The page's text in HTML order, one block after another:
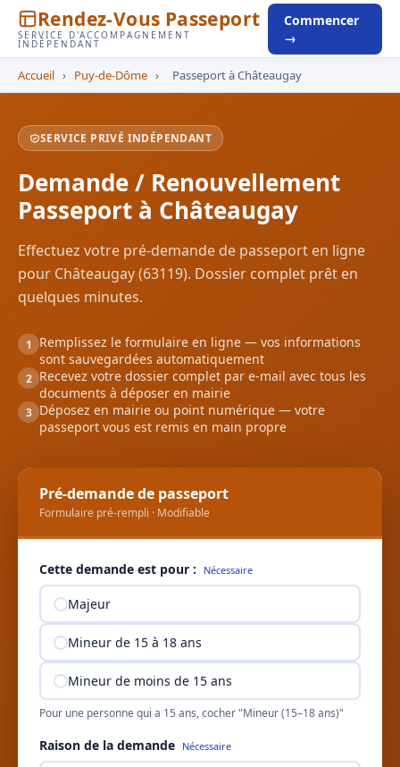
Rendez-Vous Passeport
SERVICE D'ACCOMPAGNEMENT
INDÉPENDANT
Commencer
→
Accueil › Puy-de-Dôme › Passeport à Châteaugay
SERVICE PRIVÉ INDÉPENDANT
Demande / Renouvellement
Passeport à Châteaugay
Effectuez votre pré-demande de passeport en ligne
pour Châteaugay (63119). Dossier complet prêt en
quelques minutes.
1
Remplissez le formulaire en ligne — vos informations
sont sauvegardées automatiquement
2 Recevez votre dossier complet par e-mail avec tous les
documents à déposer en mairie
3 Déposez en mairie ou point numérique — votre
passeport vous est remis en main propre
Pré-demande de passeport
Formulaire pré-rempli · Modifiable
Cette demande est pour : Nécessaire
Majeur
Mineur de 15 à 18 ans
Mineur de moins de 15 ans
Pour une personne qui a 15 ans, cocher "Mineur (15–18 ans)"
Raison de la demande Nécessaire